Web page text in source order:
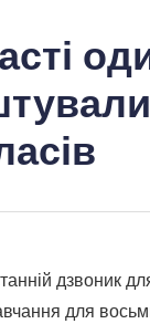
дзвоник
для